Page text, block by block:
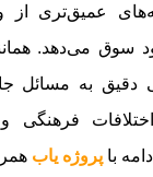
عمیق‌تری
سوق می‌دهد.
دقیق به مسائل
فرهنگی
با پروژه یاب